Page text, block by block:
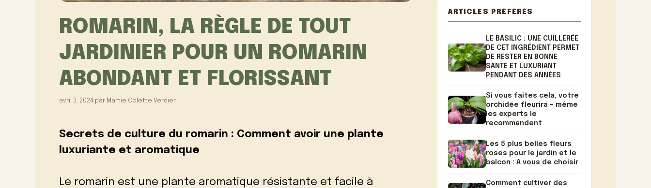
ROMARIN, LA RÈGLE DE TOUT
JARDINIER POUR UN ROMARIN
ABONDANT ET FLORISSANT
avril 3, 2024 par Mamie Colette Verdier
Secrets de culture du romarin : Comment avoir une plante
luxuriante et aromatique
Le romarin est une plante aromatique résistante et facile à
ARTICLES PRÉFÉRÉS
LE BASILIC : UNE CUILLERÉE
DE CET INGRÉDIENT PERMET
DE RESTER EN BONNE
SANTÉ ET LUXURIANT
PENDANT DES ANNÉES
Si vous faites cela, votre
orchidée fleurira – même
les experts le
recommandent
Les 5 plus belles fleurs
roses pour le jardin et le
balcon : A vous de choisir
Comment cultiver des